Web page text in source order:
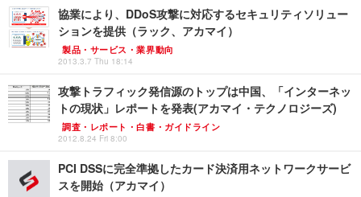
協業により、DDoS攻撃に対応するセキュリティソリュー
ションを提供（ラック、アカマイ）
製品・サービス・業界動向
2013.3.7 Thu 18:14
攻撃トラフィック発信源のトップは中国、「インターネッ
トの現状」レポートを発表(アカマイ・テクノロジーズ)
調査・レポート・白書・ガイドライン
2012.8.24 Fri 8:00
PCI DSSに完全準拠したカード決済用ネットワークサービ
スを開始（アカマイ）